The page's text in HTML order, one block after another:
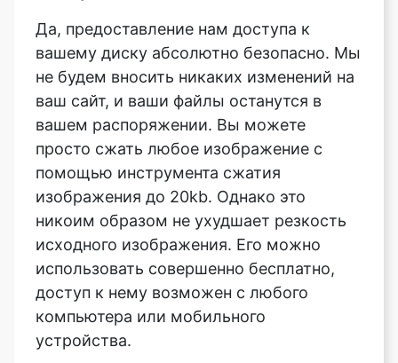
не будем вносить никаких изменений на
ваш сайт, и ваши файлы останутся в
вашем распоряжении. Вы можете
просто сжать любое изображение с
помощью инструмента сжатия
изображения до 20kb. Однако это
никоим образом не ухудшает резкость
исходного изображения. Его можно
использовать совершенно бесплатно,
доступ к нему возможен с любого
компьютера или мобильного
устройства.
Какие форматы изображений